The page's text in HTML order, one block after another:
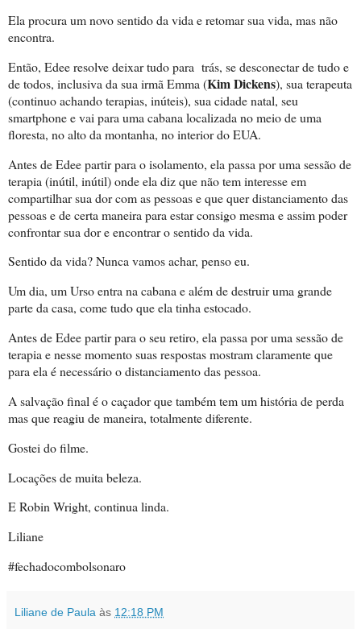
Ela procura um novo sentido da vida e retomar sua vida, mas não
encontra.
Então, Edee resolve deixar tudo para trás, se desconectar de tudo e
de todos, inclusiva da sua irmã Emma (Kim Dickens), sua terapeuta
(continuo achando terapias, inúteis), sua cidade natal, seu
smartphone e vai para uma cabana localizada no meio de uma
floresta, no alto da montanha, no interior do EUA.
Antes de Edee partir para o isolamento, ela passa por uma sessão de
terapia (inútil, inútil) onde ela diz que não tem interesse em
compartilhar sua dor com as pessoas e que quer distanciamento das
pessoas e de certa maneira para estar consigo mesma e assim poder
confrontar sua dor e encontrar o sentido da vida.
Sentido da vida? Nunca vamos achar, penso eu.
Um dia, um Urso entra na cabana e além de destruir uma grande
parte da casa, come tudo que ela tinha estocado.
Antes de Edee partir para o seu retiro, ela passa por uma sessão de
terapia e nesse momento suas respostas mostram claramente que
para ela é necessário o distanciamento das pessoa.
A salvação final é o caçador que também tem um história de perda
mas que reagiu de maneira, totalmente diferente.
Gostei do filme.
Locações de muita beleza.
E Robin Wright, continua linda.
Liliane
#fechadocombolsonaro
Liliane de Paula às 12:18 PM